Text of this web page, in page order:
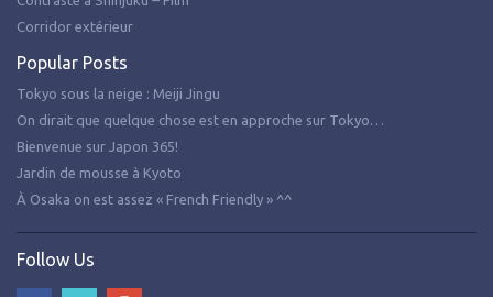
Corridor extérieur
Popular Posts
Tokyo sous la neige : Meiji Jingu
On dirait que quelque chose est en approche sur Tokyo…
Bienvenue sur Japon 365!
Jardin de mousse à Kyoto
À Osaka on est assez « French Friendly » ^^
Follow Us